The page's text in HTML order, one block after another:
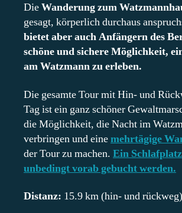
DieWanderung zum
gesagt, körperlich durchaus
bietet aber auch Anfängern des
schöne und sichere Möglichkeit,
am Watzmann zu erleben.
Die gesamte Tour mit Hin- und
Tag ist ein ganz schöner
die Möglichkeit, die Nacht im
verbringen und einemehrtägige
der Tour zu machen. Ein
unbedingt vorab gebucht werden.
Distanz: 15.9 km (hin- und rückweg)